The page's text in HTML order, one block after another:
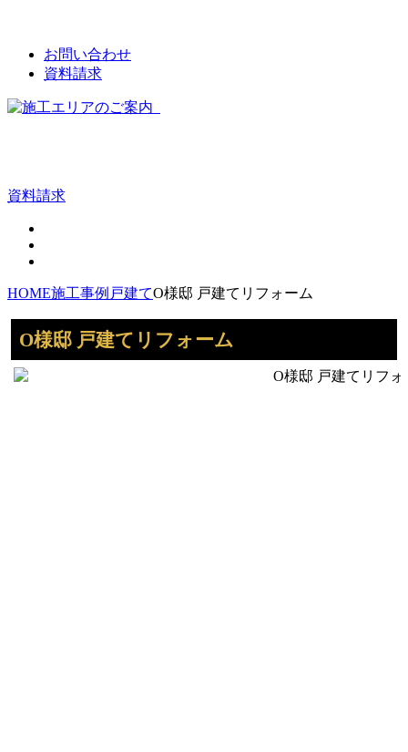
お問い合わせ
資料請求
資料請求
HOME施工事例 戸建てO様邸 戸建てリフォーム
O様邸 戸建てリフォーム